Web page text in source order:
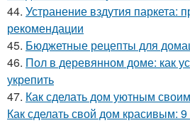
44. Устранение вздутия паркета:
рекомендации
45. Бюджетные рецепты для
46. Пол в деревянном доме: как
укрепить
47. Как сделать дом уютным
Как сделать свой дом красивым: